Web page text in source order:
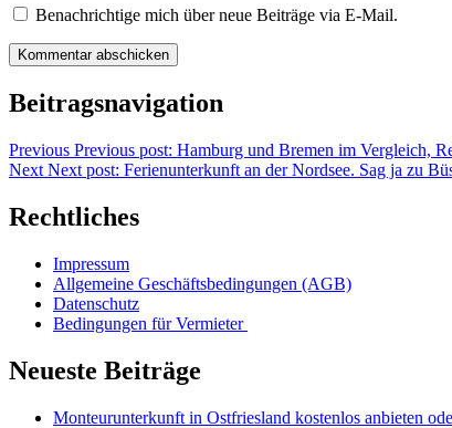
Benachrichtige mich über neue Beiträge via E-Mail.
Beitragsnavigation
Previous Previous post: Hamburg und Bremen im Vergleich,
Next Next post: Ferienunterkunft an der Nordsee. Sag ja zu
Rechtliches
Impressum
Allgemeine Geschäftsbedingungen (AGB)
Datenschutz
Bedingungen für Vermieter
Neueste Beiträge
Monteurunterkunft in Ostfriesland kostenlos anbieten